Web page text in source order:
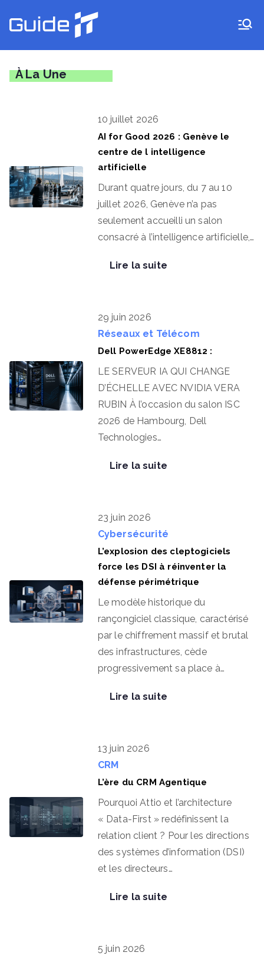
au
À La Une
10 juillet 2026
AI for Good 2026 : Genève le
centre de l intelligence
artificielle
Durant quatre jours, du 7 au 10
juillet 2026, Genève n’a pas
seulement accueilli un salon
consacré à l’intelligence artificielle,…
Lire la suite
29 juin 2026
Réseaux et Télécom
Dell PowerEdge XE8812 :
LE SERVEUR IA QUI CHANGE
D’ÉCHELLE AVEC NVIDIA VERA
RUBIN À l’occasion du salon ISC
2026 de Hambourg, Dell
Technologies…
Lire la suite
23 juin 2026
Cybersécurité
L’explosion des cleptogiciels
force les DSI à réinventer la
défense périmétrique
Le modèle historique du
rançongiciel classique, caractérisé
par le chiffrement massif et brutal
des infrastructures, cède
progressivement sa place à…
Lire la suite
13 juin 2026
CRM
L’ère du CRM Agentique
Pourquoi Attio et l’architecture
« Data-First » redéfinissent la
relation client ? Pour les directions
des systèmes d’information (DSI)
et les directeurs…
Lire la suite
5 juin 2026